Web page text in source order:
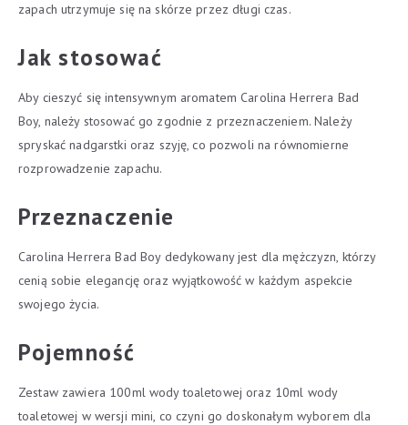
zapach utrzymuje się na skórze przez długi czas.
Jak stosować
Aby cieszyć się intensywnym aromatem Carolina Herrera Bad
Boy, należy stosować go zgodnie z przeznaczeniem. Należy
spryskać nadgarstki oraz szyję, co pozwoli na równomierne
rozprowadzenie zapachu.
Przeznaczenie
Carolina Herrera Bad Boy dedykowany jest dla mężczyzn, którzy
cenią sobie elegancję oraz wyjątkowość w każdym aspekcie
swojego życia.
Pojemność
Zestaw zawiera 100ml wody toaletowej oraz 10ml wody
toaletowej w wersji mini, co czyni go doskonałym wyborem dla